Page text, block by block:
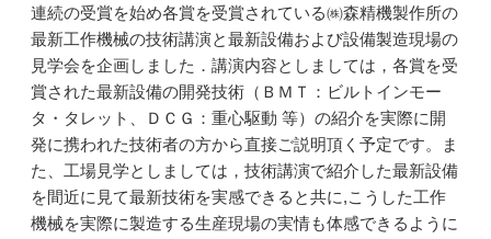
連続の受賞を始め各賞を受賞されている㈱森精機製作所の
最新工作機械の技術講演と最新設備および設備製造現場の
見学会を企画しました．講演内容としましては，各賞を受
賞された最新設備の開発技術（ＢＭＴ：ビルトインモー
タ・タレット、ＤＣＧ：重心駆動 等）の紹介を実際に開
発に携われた技術者の方から直接ご説明頂く予定です。ま
た、工場見学としましては，技術講演で紹介した最新設備
を間近に見て最新技術を実感できると共に,こうした工作
機械を実際に製造する生産現場の実情も体感できるように